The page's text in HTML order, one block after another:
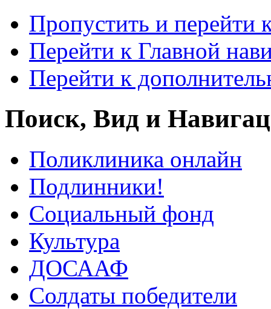
Пропустить и перейти
Перейти к Главной
Перейти к
Поиск, Вид и
Поликлиника онлайн
Подлинники!
Социальный фонд
Культура
ДОСААФ
Солдаты победители